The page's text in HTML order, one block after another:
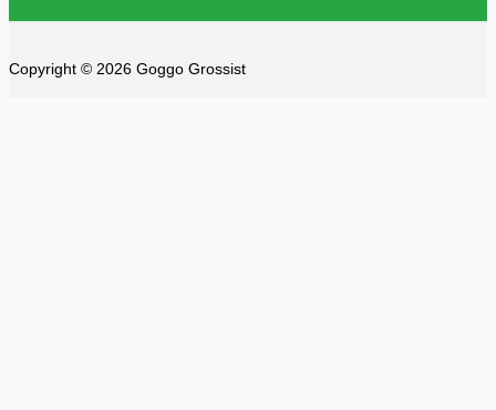
Copyright © 2026 Goggo Grossist